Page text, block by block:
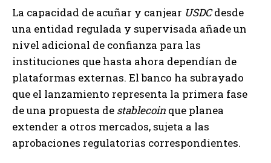
La capacidad de acuñar y canjear USDCdesde
una entidad regulada y supervisada añade un
nivel adicional de confianza para las
instituciones que hasta ahora dependían de
plataformas externas. El banco ha subrayado
que el lanzamiento representa la primera fase
de una propuesta de stablecoin que planea
extender a otros mercados, sujeta a las
aprobaciones regulatorias correspondientes.